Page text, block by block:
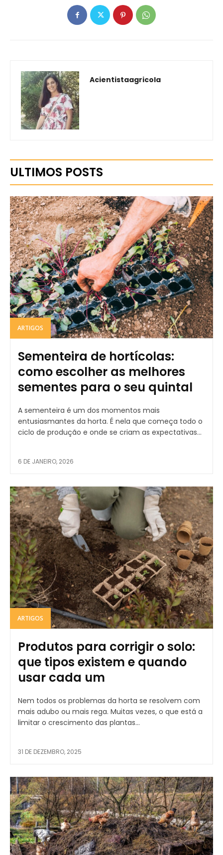
Acientistaagricola
ULTIMOS POSTS
ARTIGOS
Sementeira de hortícolas:
como escolher as melhores
sementes para o seu quintal
A sementeira é um dos momentos mais
entusiasmantes da horta. É nela que começa todo o
ciclo de produção e onde se criam as expectativas...
6 DE JANEIRO, 2026
ARTIGOS
Produtos para corrigir o solo:
que tipos existem e quando
usar cada um
Nem todos os problemas da horta se resolvem com
mais adubo ou mais rega. Muitas vezes, o que está a
limitar o crescimento das plantas...
31 DE DEZEMBRO, 2025